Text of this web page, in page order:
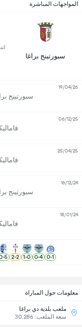
معلومات حول المباراة
ملعب بلدية دي براغا
سعة الملعب: 30,286
المواجهات المباشرة
سبورتينج براغا
سبورتينج
19/04/26
06/12/25
25/04/25
سبورتينج
16/12/24
18/01/24
1
-
0
4
-
0
0
-
1
2
-
2
5
-